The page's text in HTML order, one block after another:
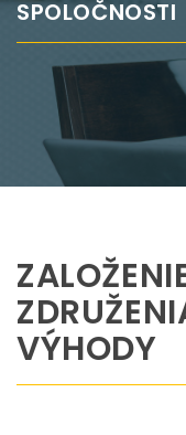
SPOLOČNOSTI
VÝHODY